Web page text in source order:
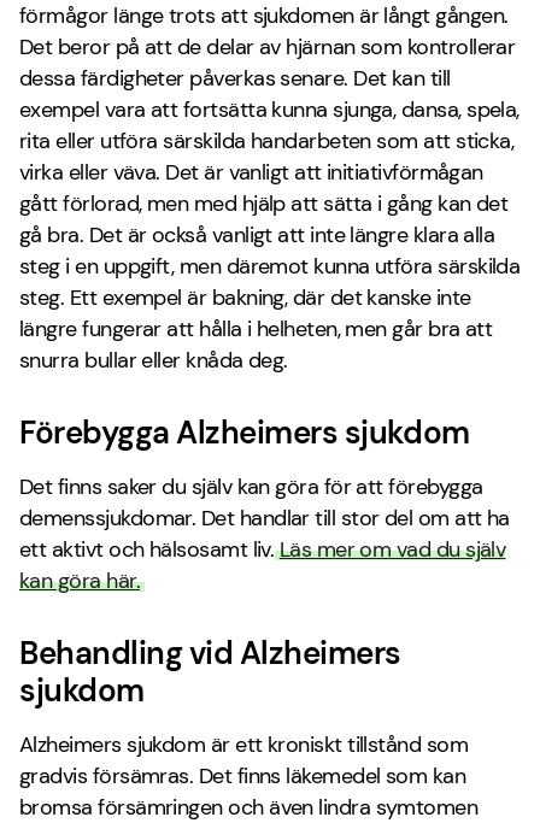
förmågor länge trots att sjukdomen är långt gången.
Det beror på att de delar av hjärnan som kontrollerar
dessa färdigheter påverkas senare. Det kan till
exempel vara att fortsätta kunna sjunga, dansa, spela,
rita eller utföra särskilda handarbeten som att sticka,
virka eller väva. Det är vanligt att initiativförmågan
gått förlorad, men med hjälp att sätta i gång kan det
gå bra. Det är också vanligt att inte längre klara alla
steg i en uppgift, men däremot kunna utföra särskilda
steg. Ett exempel är bakning, där det kanske inte
längre fungerar att hålla i helheten, men går bra att
snurra bullar eller knåda deg.
Förebygga Alzheimers sjukdom
Det finns saker du själv kan göra för att förebygga
demenssjukdomar. Det handlar till stor del om att ha
ett aktivt och hälsosamt liv.Läs mer om vad du själv
kan göra här.
Behandling vid Alzheimers
sjukdom
Alzheimers sjukdom är ett kroniskt tillstånd som
gradvis försämras. Det finns läkemedel som kan
bromsa försämringen och även lindra symtomen